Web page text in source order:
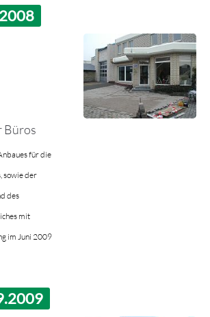
Büros
für die
sowie der
des
mit
im Juni 2009